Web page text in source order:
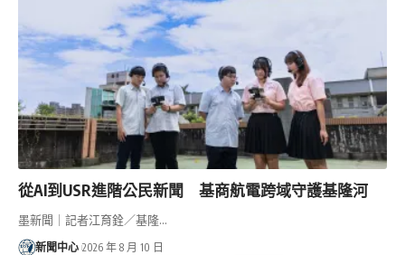
從AI到USR進階公民新聞 基商航電跨域守護基隆河
墨新聞｜記者江育銓／基隆…
新聞中心 2026 年 8 月 10 日